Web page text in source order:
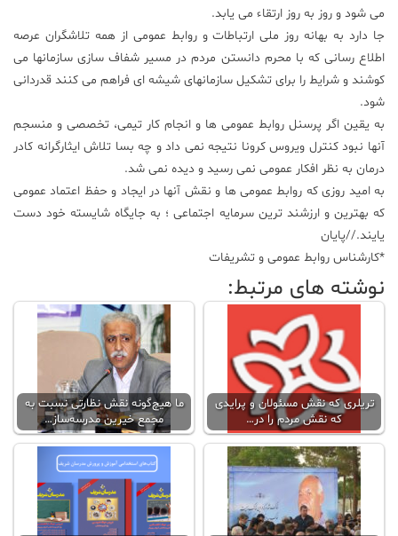
می شود و روز به روز ارتقاء می یابد.
جا دارد به بهانه روز ملی ارتباطات و روابط عمومی از همه تلاشگران عرصه
اطلاع رسانی که با محرم دانستن مردم در مسیر شفاف سازی سازمانها می
کوشند و شرایط را برای تشکیل سازمانهای شیشه ای فراهم می کنند قدردانی
شود.
به یقین اگر پرسنل روابط عمومی ها و انجام کار تیمی، تخصصی و منسجم
آنها نبود کنترل ویروس کرونا نتیجه نمی داد و چه بسا تلاش ایثارگرانه کادر
درمان به نظر افکار عمومی نمی رسید و دیده نمی شد.
به امید روزی که روابط عمومی ها و نقش آنها در ایجاد و حفظ اعتماد عمومی
که بهترین و ارزشند ترین سرمایه اجتماعی ؛ به جایگاه شایسته خود دست
یایند.//پایان
*کارشناس روابط عمومی و تشریفات
نوشته های مرتبط:
تریلری که نقش مسئولان و پرایدی
که نقش مردم را در…
ما هیچ‌گونه نقش نظارتی نسبت به
مجمع خیرین مدرسه‌ساز…